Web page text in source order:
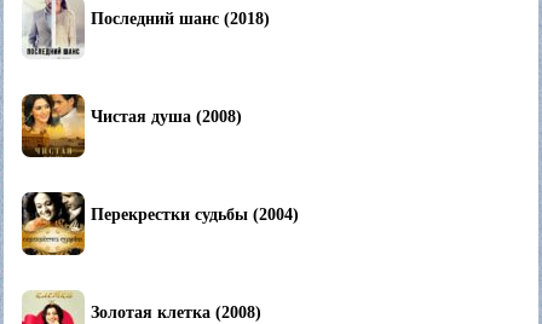
Последний шанс (2018)
Чистая душа (2008)
Перекрестки судьбы (2004)
Золотая клетка (2008)